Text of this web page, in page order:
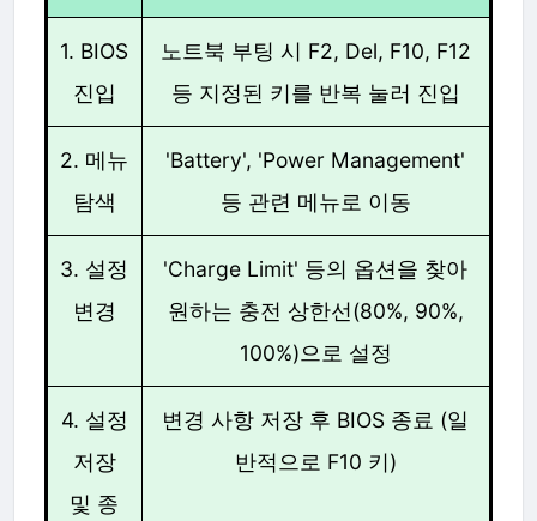
1. BIOS
진입
노트북 부팅 시 F2, Del, F10, F12
등 지정된 키를 반복 눌러 진입
2. 메뉴
탐색
'Battery', 'Power Management'
등 관련 메뉴로 이동
3. 설정
변경
'Charge Limit' 등의 옵션을 찾아
원하는 충전 상한선(80%, 90%,
100%)으로 설정
4. 설정
저장
및 종
변경 사항 저장 후 BIOS 종료 (일
반적으로 F10 키)